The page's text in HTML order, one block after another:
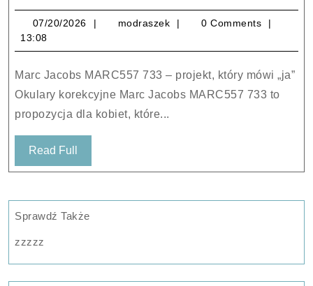
Jacobs
MARC557
733
07/20/2026 07/20/2026
modraszek modraszek
0 Comments
13:08
Marc Jacobs MARC557 733 – projekt, który mówi „ja”
Okulary korekcyjne Marc Jacobs MARC557 733 to
propozycja dla kobiet, które...
Read Full
Full
Sprawdź Także
zzzzz